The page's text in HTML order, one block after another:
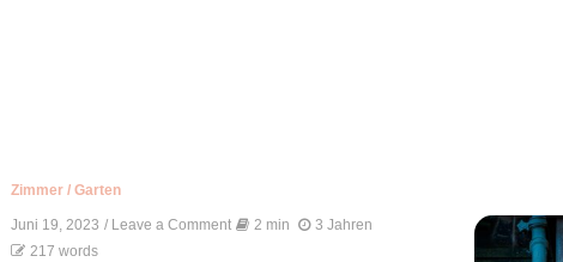
Zimmer /Garten
Juni 19, 2023 / Leave a Comment on 2 min
3 Jahren
217 words